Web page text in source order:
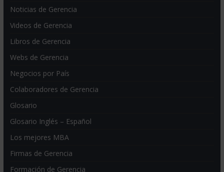
Noticias de Gerencia
Videos de Gerencia
Libros de Gerencia
Webs de Gerencia
Negocios por País
Colaboradores de Gerencia
Glosario
Glosario Inglés – Español
Los mejores MBA
Firmas de Gerencia
Formación de Gerencia